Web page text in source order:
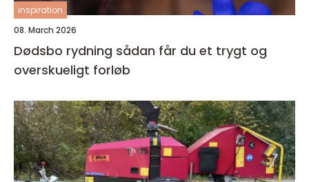
inspiration
08. March 2026
Dødsbo rydning sådan får du et trygt og
overskueligt forløb